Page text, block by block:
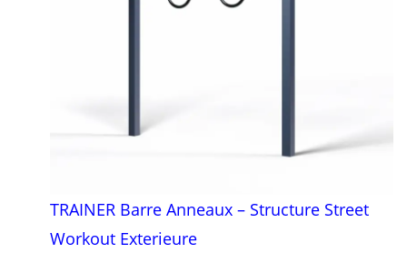
TRAINER Barre Anneaux – Structure Street
Workout Exterieure